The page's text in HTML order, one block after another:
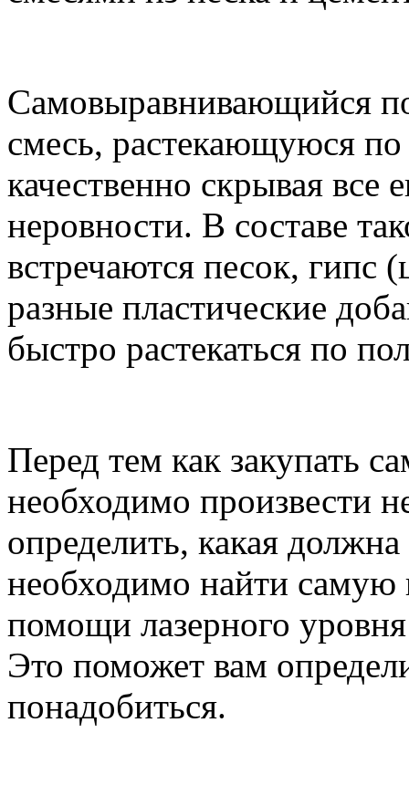
Самовыравнивающийся
смесь, растекающуюся
качественно скрывая все
неровности. В составе
встречаются песок, гипс
разные пластические
быстро растекаться по
Перед тем как закупать
необходимо произвести
определить, какая
необходимо найти
помощи лазерного
Это поможет вам
понадобиться.